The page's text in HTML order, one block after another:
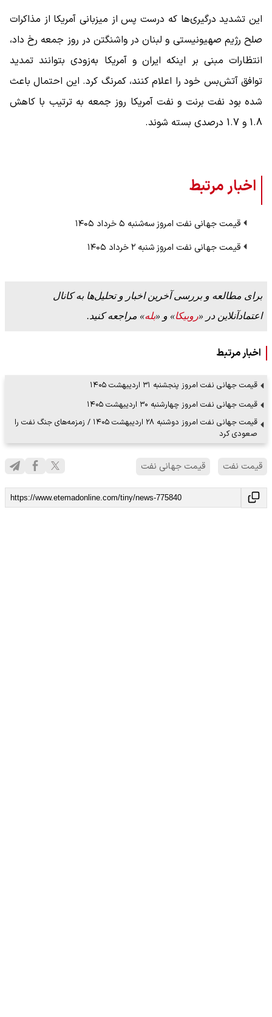
این تشدید درگیری‌ها که درست پس از میزبانی آمریکا از مذاکرات
صلح رژیم صهیونیستی و لبنان در واشنگتن در روز جمعه رخ داد،
انتظارات مبنی بر اینکه ایران و آمریکا به‌زودی بتوانند تمدید
توافق آتش‌بس خود را اعلام کنند، کمرنگ کرد. این احتمال باعث
شده بود نفت برنت و نفت آمریکا روز جمعه به ترتیب با کاهش
1.8 و 1.7 درصدی بسته شوند.
اخبار مرتبط
قیمت جهانی نفت امروز سه‌شنبه ۵ خرداد ۱۴۰۵
قیمت جهانی نفت امروز شنبه ۲ خرداد ۱۴۰۵
برای مطالعه و بررسی آخرین اخبار و تحلیل‌ها به کانال
اعتمادآنلاین در «روبیکا» و «بله» مراجعه کنید.
اخبار مرتبط
قیمت جهانی نفت امروز پنجشنبه ۳۱ اردیبهشت ۱۴۰۵
قیمت جهانی نفت امروز چهارشنبه ۳۰ اردیبهشت ۱۴۰۵
قیمت جهانی نفت امروز دوشنبه ۲۸ اردیبهشت ۱۴۰۵ / زمزمه‌های جنگ نفت را
صعودی کرد
قیمت نفت قیمت جهانی نفت